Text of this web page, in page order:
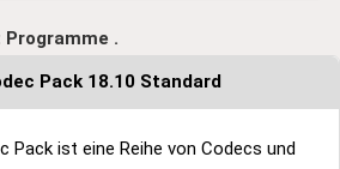
.
Pack 18.10 Standard
Pack ist eine Reihe von Codecs und